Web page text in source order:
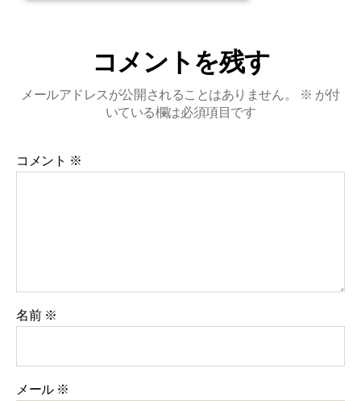
コメントを残す
メールアドレスが公開されることはありません。 ※ が付
いている欄は必須項目です
コメント ※
名前 ※
メール ※